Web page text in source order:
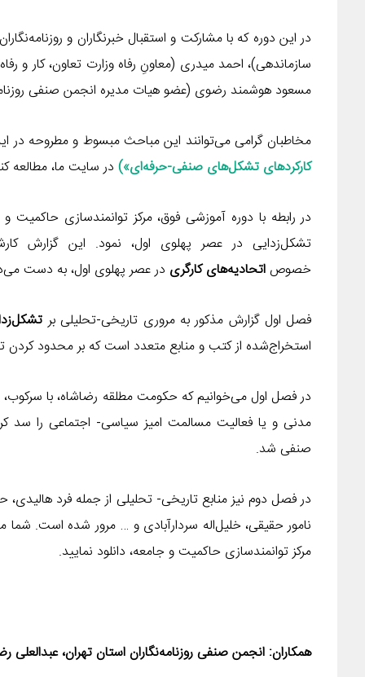
در این دوره که با مشارکت و استقبال خبرنگاران و
سازماندهی)، احمد میدری (معاونِ رفاه وزارت تعاون، کار و
مسعود هوشمند رضوی (عضو هیات مدیره انجمن صنفی
مخاطبان گرامی می‌توانند این مباحث مبسوط و مطروحه در این
کارکردهای تشکل‌های صنفی-حرفه‌ای»)در سایت ما، مطالعه
تشکل‌زدایی در عصر پهلوی اول، نمود. این گزارش
خصوصاتحادیه‌های کارگری در عصر پهلوی اول، به دست
فصل اول گزارش مذکور به مروری تاریخی-تحلیلی بر
استخراج‌شده از کتب و منابع متعدد است که بر محدود
در فصل اول می‌خوانیم که حکومت مطلقه رضاشاه، با
مدنی و یا فعالیت مسالمت امیز سیاسی- اجتماعی را سد
صنفی شد.
در فصل دوم نیز منابع تاریخی- تحلیلی از جمله فرد هالیدی،
نامور حقیقی، خلیل‌اله سردارآبادی و … مرور شده است. شما
مرکز توانمندسازی حاکمیت و جامعه، دانلود نمایید.
همکاران: انجمن صنفی روزنامه‌نگاران استان تهران،